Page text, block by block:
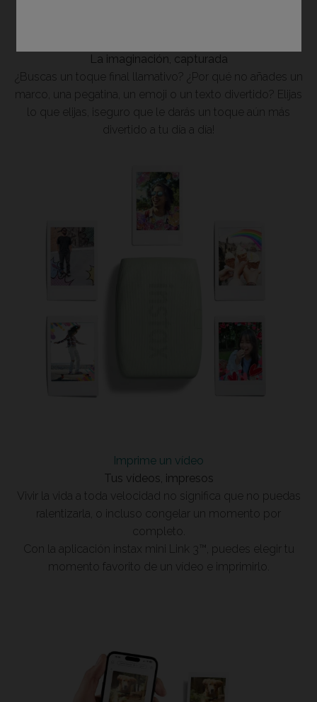
La imaginación, capturada
¿Buscas un toque final llamativo? ¿Por qué no añades un
marco, una pegatina, un emoji o un texto divertido? Elijas
lo que elijas, ¡seguro que le darás un toque aún más
divertido a tu día a día!
Imprime un vídeo
Tus vídeos, impresos
Vivir la vida a toda velocidad no significa que no puedas
ralentizarla, o incluso congelar un momento por
completo.
Con la aplicación instax mini Link 3™, puedes elegir tu
momento favorito de un vídeo e imprimirlo.